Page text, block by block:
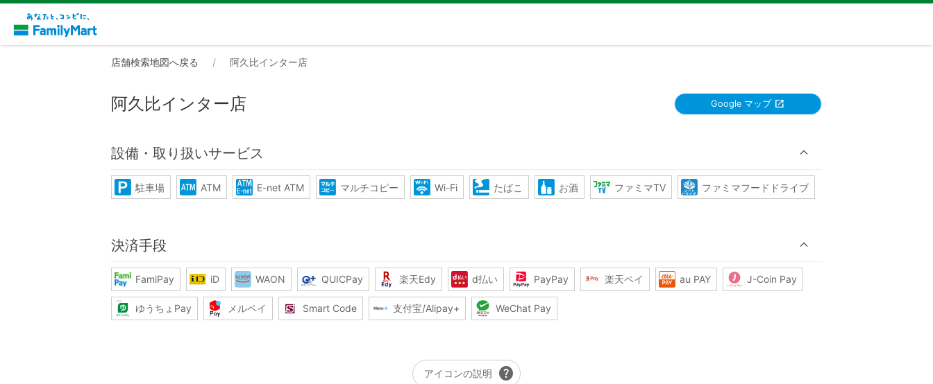
店舗検索地図へ戻る 阿久比インター店
阿久比インター店 Google マップ
設備・取り扱いサービス
駐車場 ATM E-net ATM マルチコピー Wi-Fi たばこ お酒 ファミマTV ファミマフードドライブ
決済手段
FamiPay iD WAON QUICPay 楽天Edy d払い PayPay 楽天ペイ au PAY J-Coin Pay
ゆうちょPay メルペイ Smart Code 支付宝/Alipay+ WeChat Pay
アイコンの説明 help